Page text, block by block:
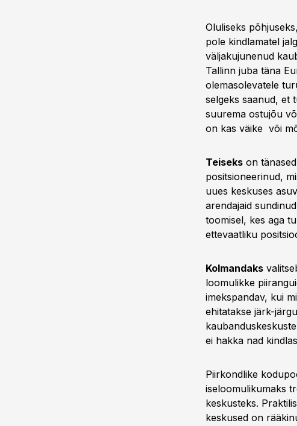
Oluliseks
pole kindlamatel
väljakujunenud
Tallinn juba täna
olemasolevatele
selgeks saanud, et
suurema ostujõu
on kas väike või
Teiseks on
positsioneerinud,
uues keskuses
arendajaid
toomisel, kes aga
ettevaatliku
Kolmandaks
loomulikke
imekspandav, kui
ehitatakse järk-
ei hakka nad
Piirkondlike
iseloomulikumaks
keskusteks.
keskused on